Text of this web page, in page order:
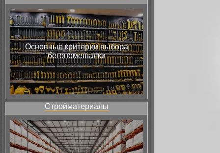
Основные критерии выбора
бетономешалки
Стройматериалы